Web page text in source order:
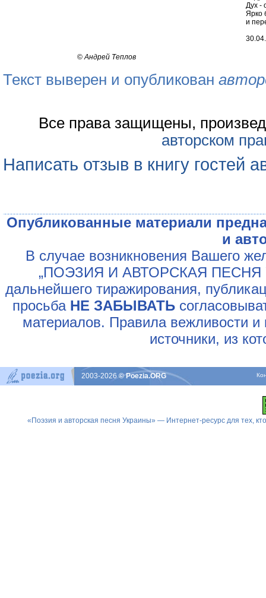
Дух -
Ярко
и
©Андрей Теплов
Текст выверен и опубликован
Все права защищены,
авторском
Написать отзыв в книгу гостей
Опубликованные материали
и
В случае возникновения Вашего
„ПОЭЗИЯ И АВТОРСКАЯ ПЕСНЯ
дальнейшего тиражирования,
просьба НЕ ЗАБЫВАТЬ
материалов. Правила вежливости и
источники, из
2003-2026© Poezia.ORG
«Поэзия и авторская песня Украины» — Интернет-ресурс для тех,